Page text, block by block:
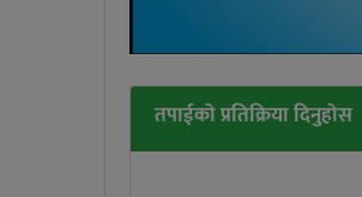
तपाईको प्रतिक्रिया दिनुहोस